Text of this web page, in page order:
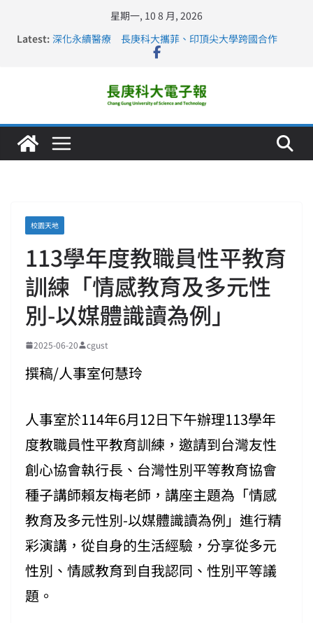
星期一, 10 8 月, 2026
Latest: 深化永續醫療 長庚科大攜菲、印頂尖大學跨國合作
長庚科大訪凱瑟醫療集團、美容學校收穫豐
仁德醫專與長庚科大締結策略聯盟 培育護理尖兵
長庚科大連四年穩居《遠見》醫學大學第5名 辦學實力再
校園天地
113學年度教職員性平教育
訓練「情感教育及多元性
別-以媒體識讀為例」
2025-06-20 cgust
撰稿/人事室何慧玲
人事室於114年6月12日下午辦理113學年
度教職員性平教育訓練，邀請到台灣友性
創心協會執行長、台灣性別平等教育協會
種子講師賴友梅老師，講座主題為「情感
教育及多元性別-以媒體識讀為例」進行精
彩演講，從自身的生活經驗，分享從多元
性別、情感教育到自我認同、性別平等議
題。